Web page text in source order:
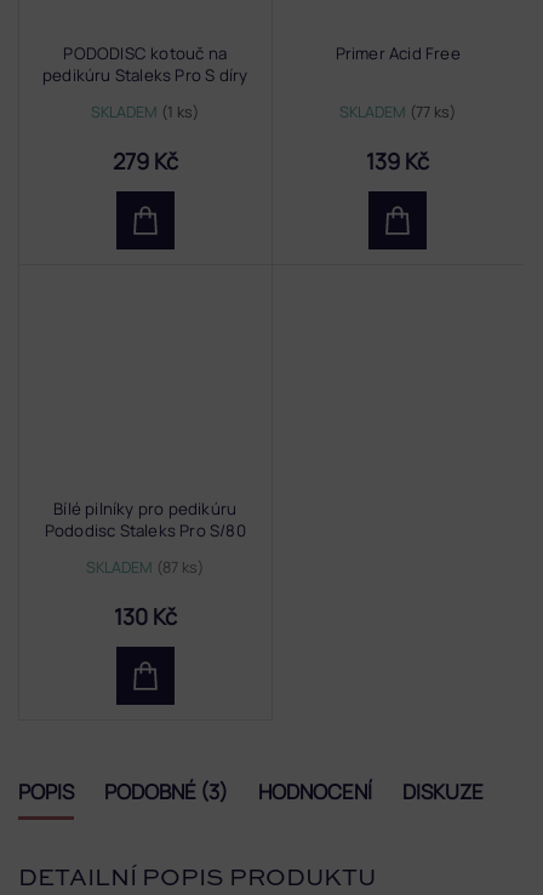
PODODISC kotouč na
pedikúru Staleks Pro S díry
SKLADEM (1 ks)
279 Kč
Primer Acid Free
SKLADEM (77 ks)
139 Kč
Bílé pilníky pro pedikúru
Pododisc Staleks Pro S/80
SKLADEM (87 ks)
130 Kč
POPIS PODOBNÉ (3) HODNOCENÍ DISKUZE
DETAILNÍ POPIS PRODUKTU